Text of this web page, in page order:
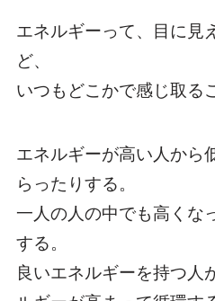
エネルギーって、目に見
ど、
いつもどこかで感じ取る
エネルギーが高い人から
らったりする。
一人の人の中でも高くな
する。
良いエネルギーを持つ人